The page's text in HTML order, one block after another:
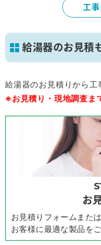
工
給湯器のお見積
給湯器のお見積りから工
※お見積り・現地調査ま
お
お見積りフォームまた
お客様に最適な製品を